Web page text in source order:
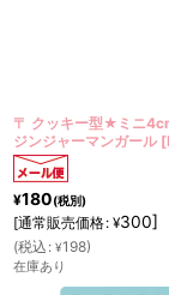
〒 クッキー型★ミニ
ジンジャーマンガール [
¥180(税別)
[通常販売価格: ¥300]
(税込 : ¥198)
在庫あり